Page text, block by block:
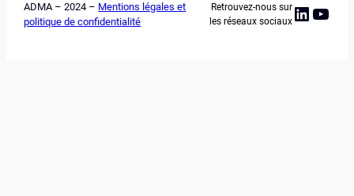
ADMA – 2024 – Mentions légales et
politique de confidentialité
Retrouvez-nous sur
les réseaux sociaux